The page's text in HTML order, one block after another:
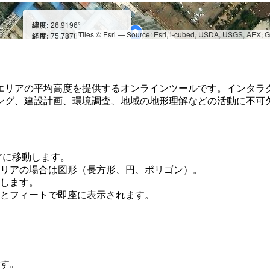
緯度: 26.9196°
経度: 75.7878°Tiles © Esri — Source: Esri, i-cubed, USDA, USGS, AEX,
アの平均高度を提供するオンラインツールです。インタ
、建設計画、環境調査、地域の地形理解などの活動に不可
移動します。
アの場合は図形（長方形、円、ポリゴン）。
ます。
フィートで即座に表示されます。
。